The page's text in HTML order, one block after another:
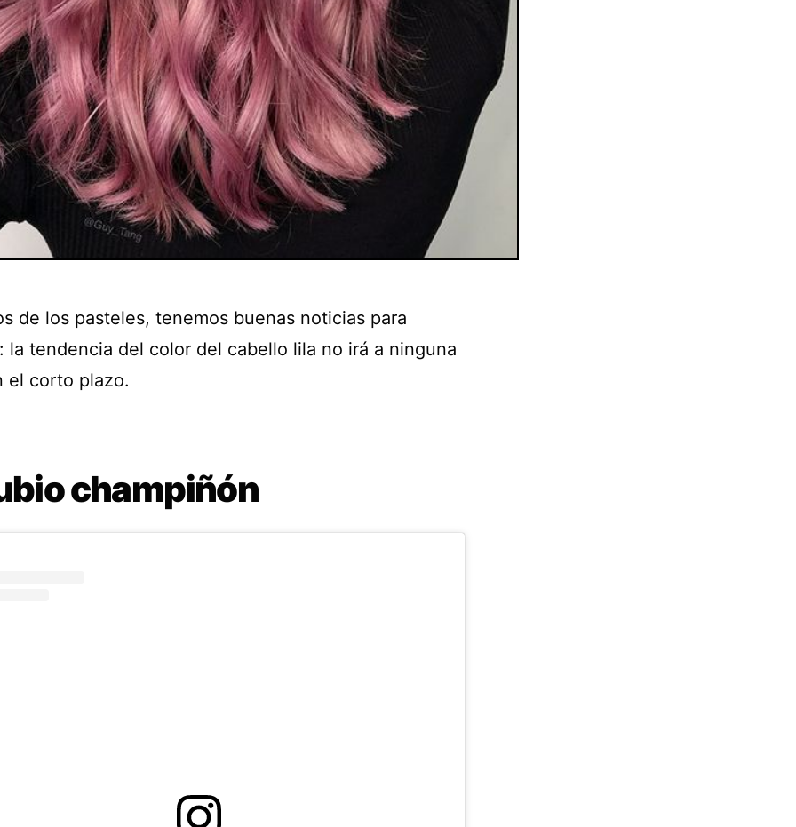
de los pasteles, tenemos buenas noticias para
la tendencia del color del cabello lila no irá a ninguna
el corto plazo.
champiñón